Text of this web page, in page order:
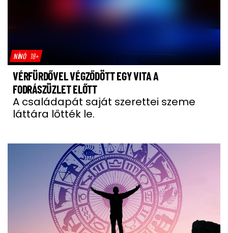
NÍNÓ 18+
VÉRFÜRDŐVEL VÉGZŐDÖTT EGY VITA A
FODRÁSZÜZLET ELŐTT
A családapát saját szerettei szeme
láttára lőtték le.